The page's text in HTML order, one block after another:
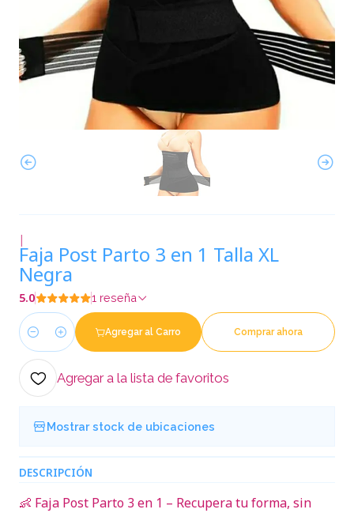
|
Faja Post Parto 3 en 1 Talla XL
Negra
5.0 1 reseña
Cantidad
Agregar al Carro Comprar ahora
Agregar a la lista de favoritos
Mostrar stock de ubicaciones
DESCRIPCIÓN
👶 Faja Post Parto 3 en 1 – Recupera tu forma, sin